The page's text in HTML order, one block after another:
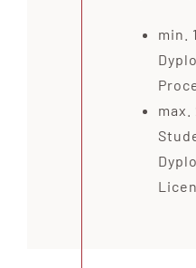
min.
max.